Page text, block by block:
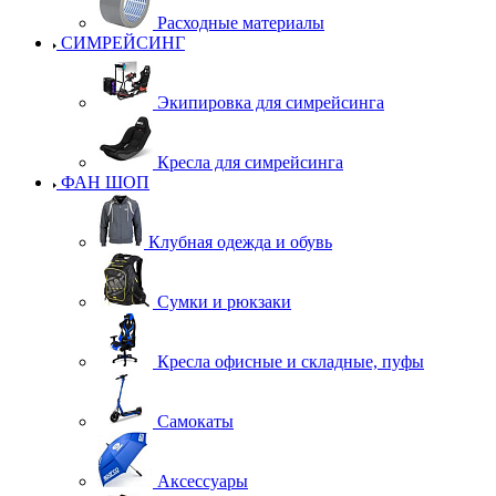
Расходные материалы
СИМРЕЙСИНГ
Экипировка для симрейсинга
Кресла для симрейсинга
ФАН ШОП
Клубная одежда и обувь
Сумки и рюкзаки
Кресла офисные и складные, пуфы
Самокаты
Аксессуары